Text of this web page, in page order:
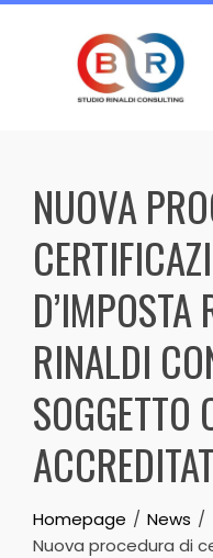
Skip
NUOVA
RINALDI
SOGGETTO
Homepage
News
Nuova procedura di